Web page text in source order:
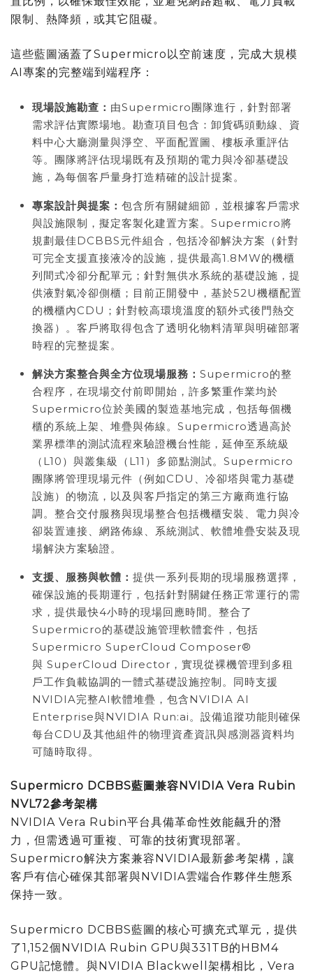
限制、熱降頻，或其它阻礙。
這些藍圖涵蓋了Supermicro以空前速度，完成大規模
AI專案的完整端到端程序：
現場設施勘查： 由Supermicro團隊進行，針對部署
需求評估實際場地。勘查項目包含：卸貨碼頭動線、資
料中心大廳測量與淨空、平面配置圖、樓板承重評估
等。團隊將評估現場既有及預期的電力與冷卻基礎設
施，為每個客戶量身打造精確的設計提案。
專案設計與提案： 包含所有關鍵細節，並根據客戶需求
與設施限制，擬定客製化建置方案。Supermicro將
規劃最佳DCBBS元件組合，包括冷卻解決方案（針對
可完全支援直接液冷的設施，提供最高1.8MW的機櫃
列間式冷卻分配單元；針對無供水系統的基礎設施，提
供液對氣冷卻側櫃；目前正開發中，基於52U機櫃配置
的機櫃內CDU；針對較高環境溫度的額外式後門熱交
換器）。客戶將取得包含了透明化物料清單與明確部署
時程的完整提案。
解決方案整合與全方位現場服務： Supermicro的整
合程序，在現場交付前即開始，許多繁重作業均於
Supermicro位於美國的製造基地完成，包括每個機
櫃的系統上架、堆疊與佈線。Supermicro透過高於
業界標準的測試流程來驗證機台性能，延伸至系統級
（L10）與叢集級（L11）多節點測試。Supermicro
團隊將管理現場元件（例如CDU、冷卻塔與電力基礎
設施）的物流，以及與客戶指定的第三方廠商進行協
調。整合交付服務與現場整合包括機櫃安裝、電力與冷
卻裝置連接、網路佈線、系統測試、軟體堆疊安裝及現
場解決方案驗證。
支援、服務與軟體： 提供一系列長期的現場服務選擇，
確保設施的長期運行，包括針對關鍵任務正常運行的需
求，提供最快4小時的現場回應時間。整合了
Supermicro的基礎設施管理軟體套件，包括
Supermicro SuperCloud Composer®
與 SuperCloud Director，實現從裸機管理到多租
戶工作負載協調的一體式基礎設施控制。同時支援
NVIDIA完整AI軟體堆疊，包含NVIDIA AI
Enterprise與NVIDIA Run:ai。設備追蹤功能則確保
每台CDU及其他組件的物理資產資訊與感測器資料均
可隨時取得。
Supermicro DCBBS藍圖兼容NVIDIA Vera Rubin
NVL72參考架構
NVIDIA Vera Rubin平台具備革命性效能飆升的潛
力，但需透過可重複、可靠的技術實現部署。
Supermicro解決方案兼容NVIDIA最新參考架構，讓
客戶有信心確保其部署與NVIDIA雲端合作夥伴生態系
保持一致。
Supermicro DCBBS藍圖的核心可擴充式單元，提供
了1,152個NVIDIA Rubin GPU與331TB的HBM4
GPU記憶體。與NVIDIA Blackwell架構相比，Vera